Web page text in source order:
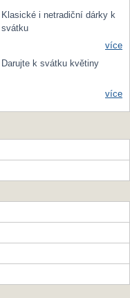
Klasické i netradiční dárky k
svátku
více
Darujte k svátku květiny
více